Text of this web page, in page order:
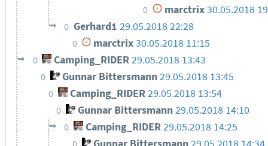
0 marctrix30.05.2018
0 Gerhard129.05.2018 22:28
0 marctrix30.05.2018 11:15
0 Camping_RIDER29.05.2018 13:43
0 Gunnar Bittersmann 29.05.2018 13:45
0 Camping_RIDER29.05.2018 13:54
0 Gunnar Bittersmann29.05.2018 14:10
0 Camping_RIDER29.05.2018 14:25
0